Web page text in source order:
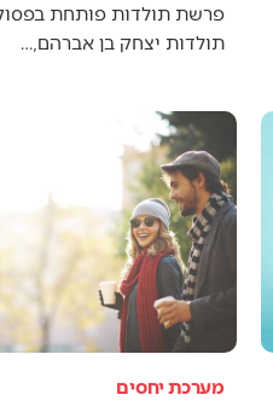
פרשת תולדות פותחת בפסוק
תולדות יצחק בן אברהם,…
מערכת יחסים